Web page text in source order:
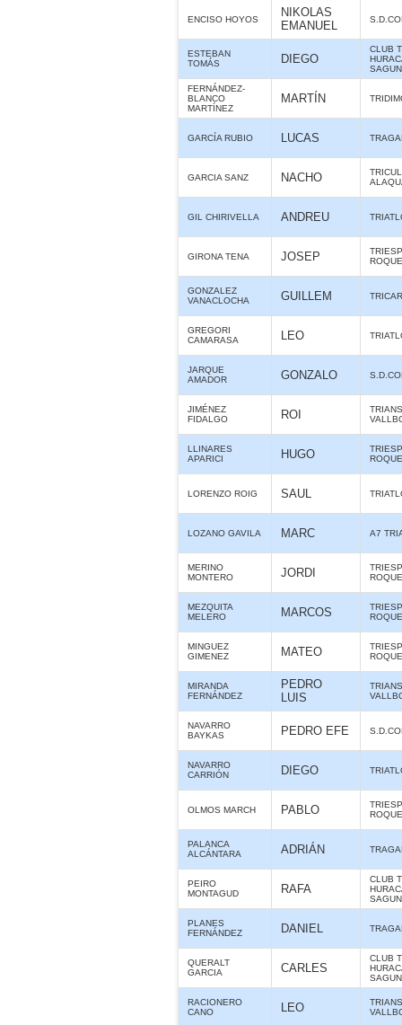
ENCISO HOYOS
NIKOLAS
EMANUEL
ESTEBAN
TOMÁS
DIEGO
CLUB
FERNÁNDEZ-
BLANCO
MARTÍNEZ
MARTÍN
GARCÍA RUBIO LUCAS
GARCIA SANZ NACHO
GIL CHIRIVELLA ANDREU
GIRONA TENA JOSEP
GONZALEZ
VANACLOCHA
GUILLEM
GREGORI
CAMARASA
LEO
JARQUE
AMADOR
GONZALO
JIMÉNEZ
FIDALGO
ROI
LLINARES
APARICI
HUGO
LORENZO ROIG SAUL
LOZANO GAVILA MARC A7
MERINO
MONTERO
JORDI
MEZQUITA
MELERO
MARCOS
MINGUEZ
GIMENEZ
MATEO
MIRANDA
FERNÁNDEZ
PEDRO
LUIS
NAVARRO
BAYKAS
PEDRO EFE
NAVARRO
CARRIÓN
DIEGO
OLMOS MARCH PABLO
PALANCA
ALCÁNTARA
ADRIÁN
PEIRO
MONTAGUD
RAFA
CLUB
PLANES
FERNÁNDEZ
DANIEL
QUERALT
GARCIA
CARLES
CLUB
RACIONERO
CANO
LEO